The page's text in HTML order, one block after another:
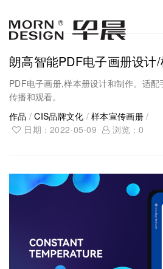
朗高智能PDF电子画册设计
PDF电子画册,样本册设计和制作。适
传播和观看。
作品 /CIS品牌文化 /样本宣传画册/
日期：2022-05-09
浏览：0